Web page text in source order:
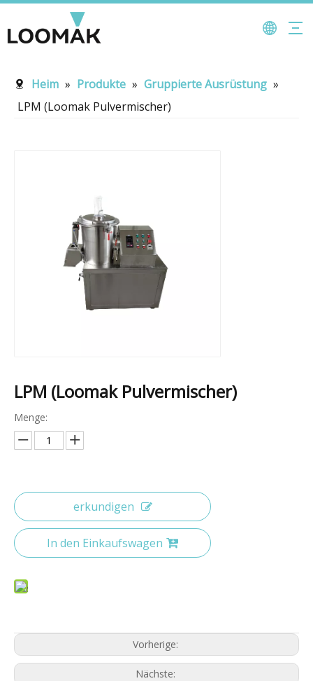
Heim » Produkte » Gruppierte Ausrüstung »
LPM (Loomak Pulvermischer)
LPM (Loomak Pulvermischer)
Menge:
erkundigen
In den Einkaufswagen
Vorherige:
Nächste: